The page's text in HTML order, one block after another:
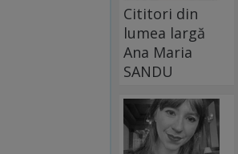
Cititori din
lumea largă
Ana Maria
SANDU